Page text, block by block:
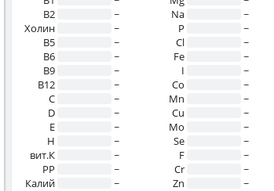
B2
~
Холин
~
B5
~
B6
~
B9
~
B12
~
C
~
D
~
E
~
H
~
вит.К
~
PP
~
Калий
~
Na
~
P
~
Cl
~
Fe
~
I
~
Co
~
Mn
~
Cu
~
Mo
~
Se
~
F
~
Cr
~
Zn
~